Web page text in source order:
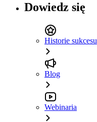
Dowiedz się
Historie sukcesu
Blog
Webinaria